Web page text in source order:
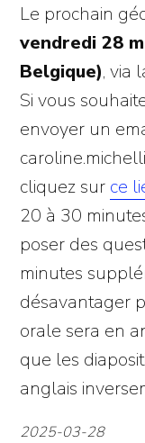
Le prochain
vendredi 28
Belgique), via
Si vous
envoyer un
cliquez sur ce
20 à 30
poser des
minutes
désavantager
orale sera en
que les
anglais
2025-03-28